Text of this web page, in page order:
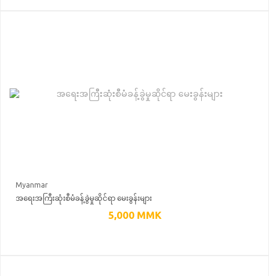
Myanmar
အရေးအကြီးဆုံးစီမံခန့်ခွဲမှုဆိုင်ရာ မေးခွန်းများ
5,000 MMK